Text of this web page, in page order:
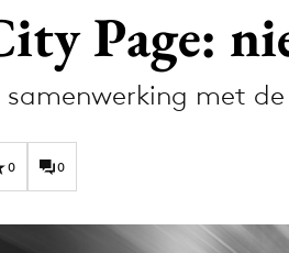
Diversiteit
Page:
samenwerking met
0 0